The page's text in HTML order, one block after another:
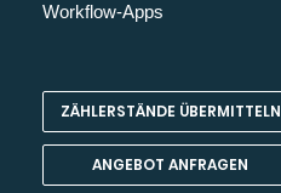
Workflow-Apps
ZÄHLERSTÄNDE ÜBERMITTELN
ANGEBOT ANFRAGEN